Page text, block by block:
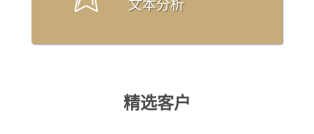
文本分析
精选客户